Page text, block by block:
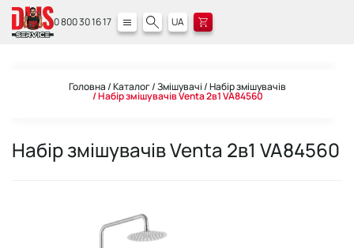
0 800 30 16 17 UA
Головна Каталог Змішувачі Набір змішувачів
Набір змішувачів Venta 2в1 VA84560
Набір змішувачів Venta 2в1 VA84560